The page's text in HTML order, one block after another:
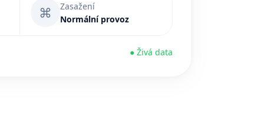
⌘
Zasažení
Normální provoz
● Živá data